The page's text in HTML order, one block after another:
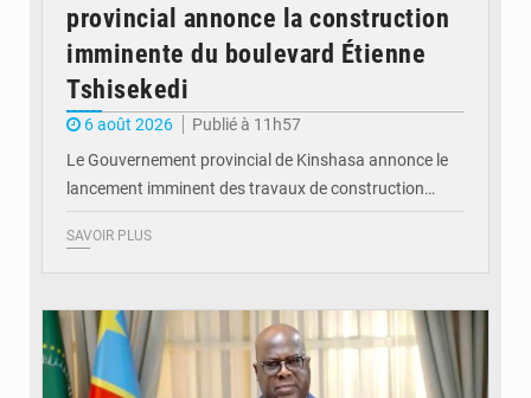
provincial annonce la construction
imminente du boulevard Étienne
Tshisekedi
6 août 2026
Publié à 11h57
Le Gouvernement provincial de Kinshasa annonce le
lancement imminent des travaux de construction…
SAVOIR PLUS